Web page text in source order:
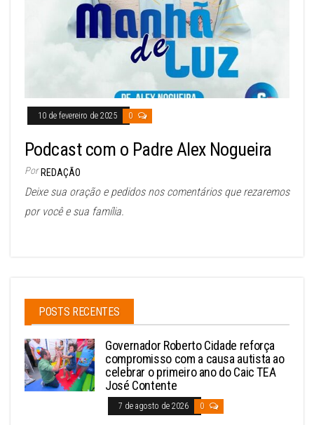
10 de fevereiro de 2025 0
Podcast com o Padre Alex Nogueira
Por REDAÇÃO
Deixe sua oração e pedidos nos comentários que rezaremos
por você e sua família.
POSTS RECENTES
Governador Roberto Cidade reforça
compromisso com a causa autista ao
celebrar o primeiro ano do Caic TEA
José Contente
7 de agosto de 2026 0